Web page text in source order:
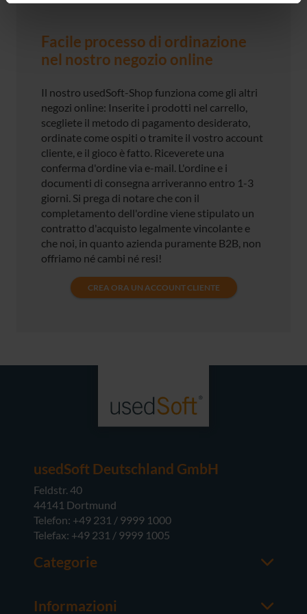
Facile processo di ordinazione
nel nostro negozio online
Il nostro usedSoft-Shop funziona come gli altri
negozi online: Inserite i prodotti nel carrello,
scegliete il metodo di pagamento desiderato,
ordinate come ospiti o tramite il vostro account
cliente, e il gioco è fatto. Riceverete una
conferma d'ordine via e-mail. L'ordine e i
documenti di consegna arriveranno entro 1-3
giorni. Si prega di notare che con il
completamento dell'ordine viene stipulato un
contratto d'acquisto legalmente vincolante e
che noi, in quanto azienda puramente B2B, non
offriamo né cambi né resi!
CREA ORA UN ACCOUNT CLIENTE
usedSoft Deutschland GmbH
Feldstr. 40
44141 Dortmund
Telefon: +49 231 / 9999 1000
Telefax: +49 231 / 9999 1005
Categorie
Informazioni